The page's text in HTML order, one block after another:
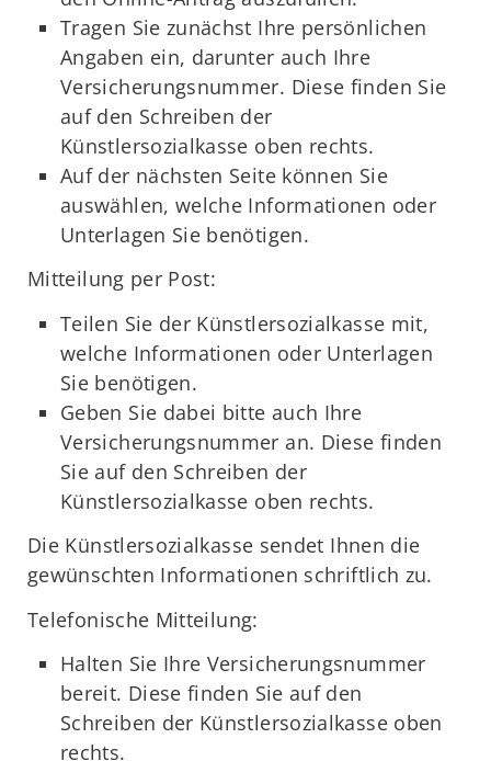
Tragen Sie zunächst Ihre persönlichen
Angaben ein, darunter auch Ihre
Versicherungsnummer. Diese finden Sie
auf den Schreiben der
Künstlersozialkasse oben rechts.
Auf der nächsten Seite können Sie
auswählen, welche Informationen oder
Unterlagen Sie benötigen.
Mitteilung per Post:
Teilen Sie der Künstlersozialkasse mit,
welche Informationen oder Unterlagen
Sie benötigen.
Geben Sie dabei bitte auch Ihre
Versicherungsnummer an. Diese finden
Sie auf den Schreiben der
Künstlersozialkasse oben rechts.
Die Künstlersozialkasse sendet Ihnen die
gewünschten Informationen schriftlich zu.
Telefonische Mitteilung:
Halten Sie Ihre Versicherungsnummer
bereit. Diese finden Sie auf den
Schreiben der Künstlersozialkasse oben
rechts.